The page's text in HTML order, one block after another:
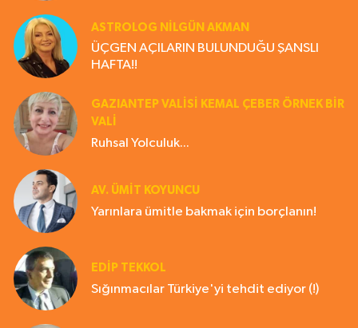
ASTROLOG NILGÜN AKMAN
ÜÇGEN AÇILARIN BULUNDUĞU ŞANSLI
HAFTA!!
GAZIANTEP VALISI KEMAL ÇEBER ÖRNEK BİR
VALİ
Ruhsal Yolculuk...
AV. ÜMIT KOYUNCU
Yarınlara ümitle bakmak için borçlanın!
EDIP TEKKOL
Sığınmacılar Türkiye'yi tehdit ediyor (!)